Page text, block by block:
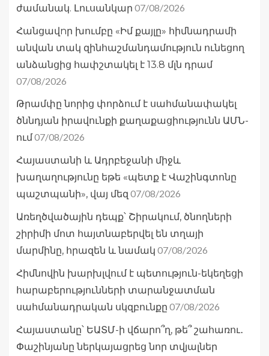
ժամանակ. Լուսանկար 07/08/2026
Հանցավnր խումբը «Իմ քայլը» հիմնադրամի
անվան տակ զինհաշմանդամություն ունեցող
անձանցից հափշտակել է 13.8 մլն դրամ
07/08/2026
Թրամփը նորից փորձում է սահմանափակել
ծննդյան իրավունքի քաղաքացիությունն ԱՄՆ-
ում07/08/2026
Հայաստանի և Ադրբեջանի միջև
խաղաղությունը եթե «պետք է Վաշինգտոնը
պաշտպանի», վայ մեզ 07/08/2026
Առեղծվածային դեպք՝ Շիրակում, ծնողների
շիրիմի մոտ հայտնաբերվել են տղայի
մարմինը, հրազեն և նամակ 07/08/2026
Հիմնովին խարխլվում է պետություն-եկեղեցի
հարաբերությունների տարանջատման
սահմանադրական սկզբունքը 07/08/2026
Հայաստանը՝ ԵԱՏՄ-ի վճարո՞ղ, թե՞ շահառու․
Փաշինյանը ներկայացրեց նոր տվյալներ